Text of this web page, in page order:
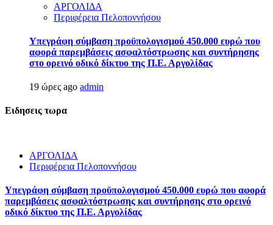
ΑΡΓΟΛΙΔΑ
Περιφέρεια Πελοποννήσου
Υπεγράφη σύμβαση προϋπολογισμού 450.000 ευρώ που
αφορά παρεμβάσεις ασφαλτόστρωσης και συντήρησης
στο ορεινό οδικό δίκτυο της Π.Ε. Αργολίδας
19 ώρες ago admin
Ειδησεις τωρα
ΑΡΓΟΛΙΔΑ
Περιφέρεια Πελοποννήσου
Υπεγράφη σύμβαση προϋπολογισμού 450.000 ευρώ που αφορά
παρεμβάσεις ασφαλτόστρωσης και συντήρησης στο ορεινό
οδικό δίκτυο της Π.Ε. Αργολίδας